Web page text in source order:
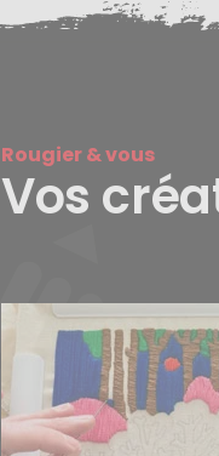
Rougier & vous
Vos